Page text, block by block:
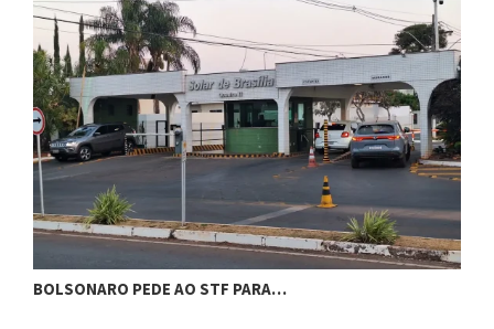
BOLSONARO PEDE AO STF PARA…